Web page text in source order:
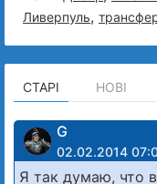
Ливерпуль,
СТАРІ НОВІ
G
02.02.2014
Я так думаю, что